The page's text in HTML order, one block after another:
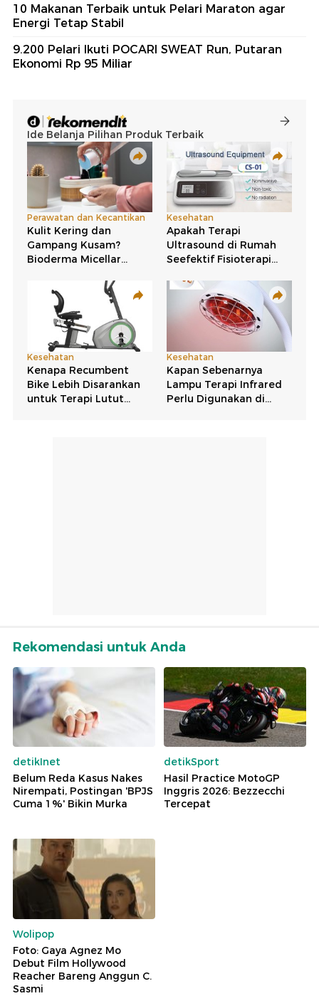
10 Makanan Terbaik untuk Pelari Maraton agar
Energi Tetap Stabil
9.200 Pelari Ikuti POCARI SWEAT Run, Putaran
Ekonomi Rp 95 Miliar
Rekomendasi untuk Anda
detikInet
Belum Reda Kasus Nakes
Nirempati, Postingan 'BPJS
Cuma 1%' Bikin Murka
detikSport
Hasil Practice MotoGP
Inggris 2026: Bezzecchi
Tercepat
Wolipop
Foto: Gaya Agnez Mo
Debut Film Hollywood
Reacher Bareng Anggun C.
Sasmi